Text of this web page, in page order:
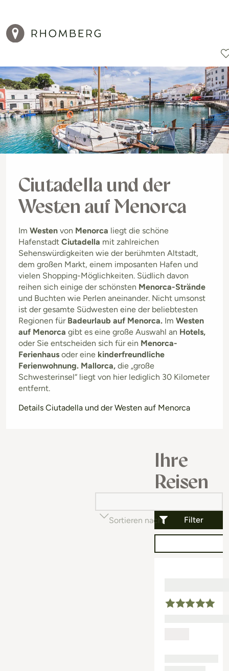
Reiseziele Reisearten Aktionen
Ciutadella und der
Westen auf Menorca
Im Westen von Menorca liegt die schöne
Hafenstadt Ciutadella mit zahlreichen
Sehenswürdigkeiten wie der berühmten Altstadt,
dem großen Markt, einem imposanten Hafen und
vielen Shopping-Möglichkeiten. Südlich davon
reihen sich einige der schönsten Menorca-Strände
und Buchten wie Perlen aneinander. Nicht umsonst
ist der gesamte Südwesten eine der beliebtesten
Regionen für Badeurlaub auf Menorca. Im Westen
auf Menorca gibt es eine große Auswahl an Hotels,
oder Sie entscheiden sich für ein Menorca-
Ferienhaus oder eine kinderfreundliche
Ferienwohnung. Mallorca, die „große
Schwesterinsel“ liegt von hier lediglich 30 Kilometer
entfernt.
Details Ciutadella und der Westen auf Menorca
Ihre
Reisen
Filter
Sortieren nach Beliebtheit